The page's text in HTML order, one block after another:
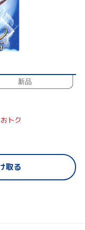
新品
トク
取る